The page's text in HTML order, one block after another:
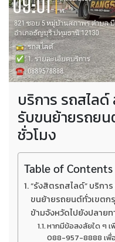
บริการ รถสไลด์
รับขนย้ายรถยน
ชั่วโมง
Table of Contents
“รังสิตรถสไลด์” บริกา
ขนย้ายรถยนต์ทั่วเขตก
ข้ามจังหวัดไปยังปลาย
หากมีข้อสงสัยใด ๆ
088-957-8888 เพื่อ